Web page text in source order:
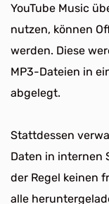
YouTube Music
nutzen, können
werden. Diese
MP3-Dateien in
abgelegt.
Stattdessen
Daten in internen
der Regel keinen
alle